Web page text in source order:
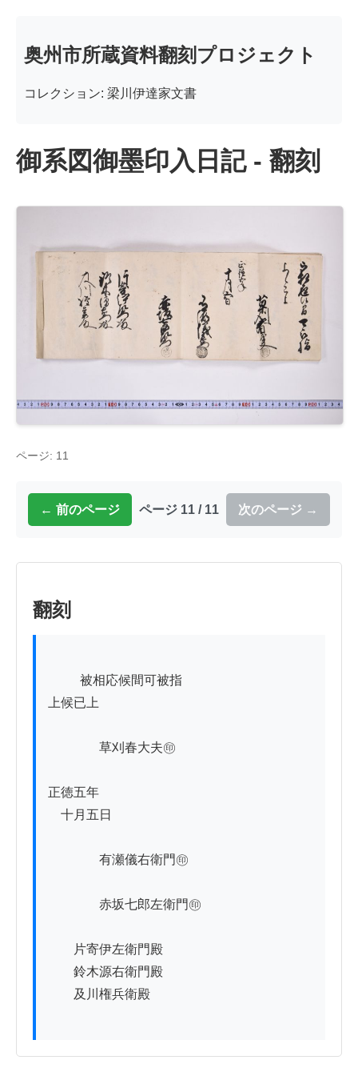
奥州市所蔵資料翻刻プロジェクト
コレクション: 梁川伊達家文書
御系図御墨印入日記 - 翻刻
ページ: 11
← 前のページ ページ 11 / 11 次のページ →
翻刻
上候已上
草刈春大夫㊞
正徳五年
十月五日
有瀬儀右衛門㊞
赤坂七郎左衛門㊞
片寄伊左衛門殿
鈴木源右衛門殿
及川権兵衛殿